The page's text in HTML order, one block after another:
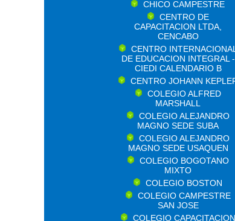
CHICO CAMPESTRE
CENTRO DE
CAPACITACION LTDA,
CENCABO
CENTRO INTERNACIONAL
DE EDUCACION INTEGRAL -
CIEDI CALENDARIO B
CENTRO JOHANN
COLEGIO ALFRED
MARSHALL
COLEGIO ALEJANDRO
MAGNO SEDE SUBA
COLEGIO ALEJANDRO
MAGNO SEDE USAQUEN
COLEGIO BOGOTANO
MIXTO
COLEGIO BOSTON
COLEGIO CAMPESTRE
SAN JOSE
COLEGIO CAPACITACION